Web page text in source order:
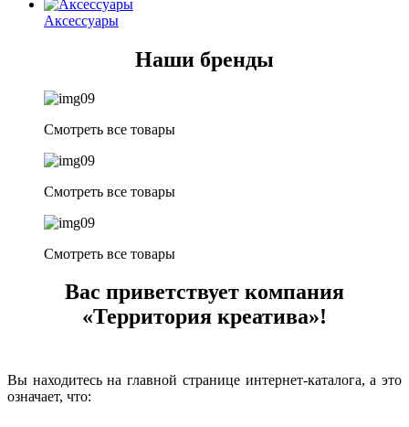
Аксессуары
Наши бренды
Смотреть все товары
Смотреть все товары
Смотреть все товары
Вас приветствует компания
«Территория креатива»!
Вы находитесь на главной странице интернет-каталога, а это
означает, что: